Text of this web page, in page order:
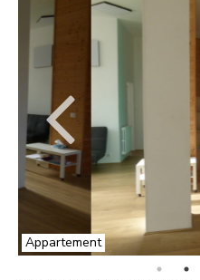
Appartement